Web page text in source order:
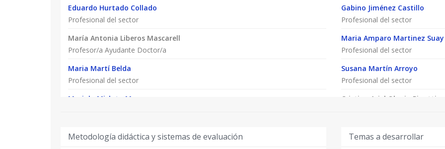
Eduardo Hurtado Collado
Profesional del sector
María Antonia Liberos Mascarell
Profesor/a Ayudante Doctor/a
Maria Martí Belda
Profesional del sector
Mariola Mislata Moya
Profesor/a Titular de Universidad
Gabino Jiménez Castillo
Profesional del sector
Maria Amparo Martinez Suay
Profesional del sector
Susana Martín Arroyo
Profesional del sector
Cristian Ariel Olguin Pinatti
Profesional del sector
Metodología didáctica y sistemas de evaluación Temas a desarrollar